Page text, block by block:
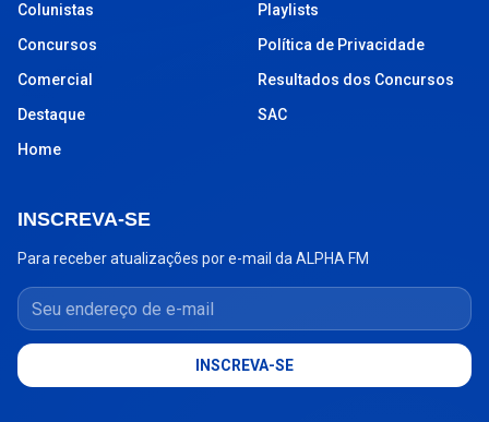
Colunistas
Concursos
Comercial
Destaque
Home
Playlists
Política de Privacidade
Resultados dos Concursos
SAC
INSCREVA-SE
Para receber atualizações por e-mail da ALPHA FM
Seu endereço de e-mail
INSCREVA-SE